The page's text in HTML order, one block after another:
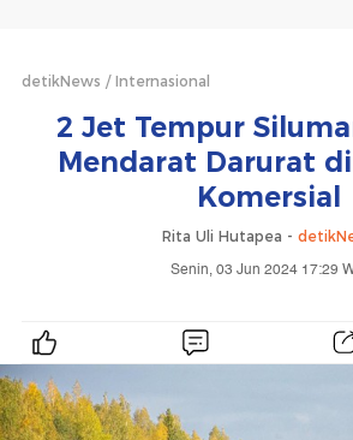
detikNews Internasional
2 Jet Tempur
Mendarat Darurat
Komersial
Rita Uli Hutapea -
Senin, 03 Jun 2024 17:29